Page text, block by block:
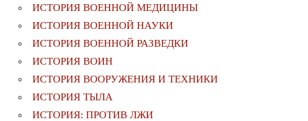
ИСТОРИЯ ВОЕННОЙ МЕДИЦИНЫ
ИСТОРИЯ ВОЕННОЙ НАУКИ
ИСТОРИЯ ВОЕННОЙ РАЗВЕДКИ
ИСТОРИЯ ВОИН
ИСТОРИЯ ВООРУЖЕНИЯ И ТЕХНИКИ
ИСТОРИЯ ТЫЛА
ИСТОРИЯ: ПРОТИВ ЛЖИ